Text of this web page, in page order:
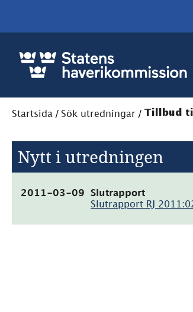
Startsida / Sök utredningar / Tillbud
Nytt i utredningen
2011-03-09
Slutrapport
Slutrapport RJ
(pdf,